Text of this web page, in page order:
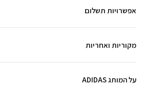
אפשרויות תשלום
מקוריות ואחריות
על המותג ADIDAS